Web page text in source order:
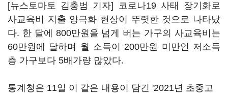
[뉴스토마토 김충범 기자] 코로나19 사태 장기화로
사교육비 지출 양극화 현상이 뚜렷한 것으로 나타났
다. 한 달에 800만원을 넘게 버는 가구의 사교육비는
60만원에 달하며 월 소득이 200만원 미만인 저소득
층 가구보다 5배가량 많았다.
통계청은 11일 이 같은 내용이 담긴 '2021년 초중고